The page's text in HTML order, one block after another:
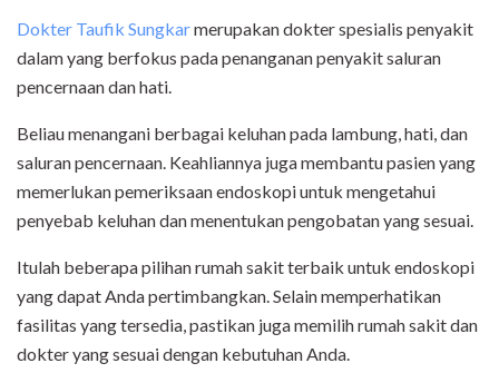
Dokter Taufik Sungkarmerupakan dokter spesialis penyakit
dalam yang berfokus pada penanganan penyakit saluran
pencernaan dan hati.
Beliau menangani berbagai keluhan pada lambung, hati, dan
saluran pencernaan. Keahliannya juga membantu pasien yang
memerlukan pemeriksaan endoskopi untuk mengetahui
penyebab keluhan dan menentukan pengobatan yang sesuai.
Itulah beberapa pilihan rumah sakit terbaik untuk endoskopi
yang dapat Anda pertimbangkan. Selain memperhatikan
fasilitas yang tersedia, pastikan juga memilih rumah sakit dan
dokter yang sesuai dengan kebutuhan Anda.